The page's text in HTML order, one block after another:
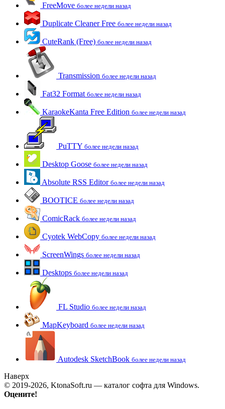
FreeMove более недели назад
Duplicate Cleaner Free более недели назад
CuteRank (Free) более недели назад
Transmission более недели назад
Fat32 Format более недели назад
KaraokeKanta Free Edition более недели назад
PuTTY более недели назад
Desktop Goose более недели назад
Absolute RSS Editor более недели назад
BOOTICE более недели назад
ComicRack более недели назад
Cyotek WebCopy более недели назад
ScreenWings более недели назад
Desktops более недели назад
FL Studio более недели назад
MapKeyboard более недели назад
Autodesk SketchBook более недели назад
Наверх
© 2019-2026, KtonaSoft.ru — каталог софта для Windows.
Оцените!